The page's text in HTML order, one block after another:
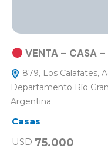
VENTA – CASA –
879, Los Calafates,
Departamento Río
Argentina
Casas
USD 75.000